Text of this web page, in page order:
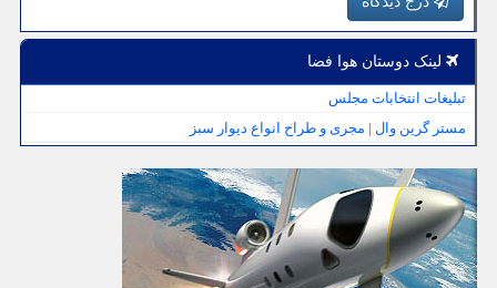
لینک دوستان هوا فضا
تبلیغات انتخابات مجلس
مستر گرین وال | مجری و طراح انواع دیوار سبز